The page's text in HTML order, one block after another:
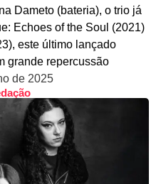
Dameto (bateria), o trio já
Echoes of the Soul (2021)
este último lançado
grande repercussão
de 2025